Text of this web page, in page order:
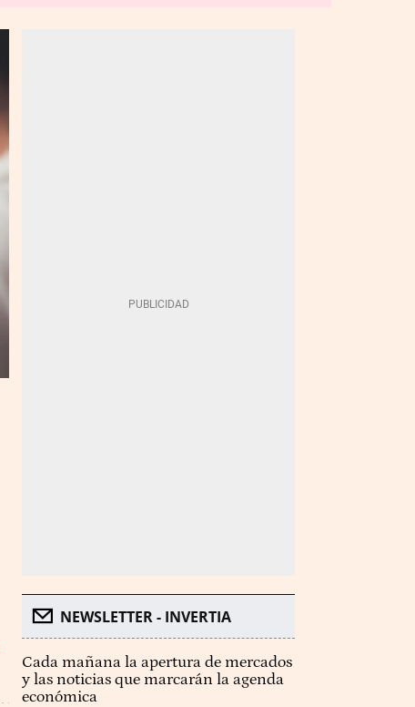
NEWSLETTER - INVERTIA
Cada mañana la apertura de mercados
y las noticias que marcarán la agenda
económica